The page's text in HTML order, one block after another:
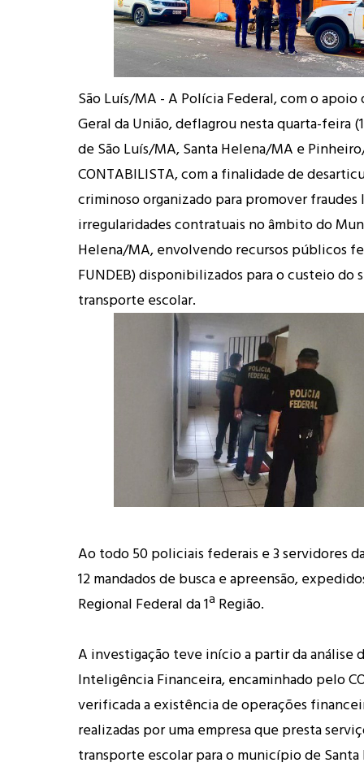
São Luís/MA - A Polícia Federal, com o
Geral da União, deflagrou nesta quarta-feira
de São Luís/MA, Santa Helena/MA e
CONTABILISTA, com a finalidade de
criminoso organizado para promover
irregularidades contratuais no âmbito do
Helena/MA, envolvendo recursos públicos
FUNDEB) disponibilizados para o custeio do
transporte escolar.
Ao todo 50 policiais federais e 3 servidores
12 mandados de busca e apreensão,
Regional Federal da 1ª Região.
A investigação teve início a partir da análise
Inteligência Financeira, encaminhado pelo
verificada a existência de operações
realizadas por uma empresa que presta
transporte escolar para o município de